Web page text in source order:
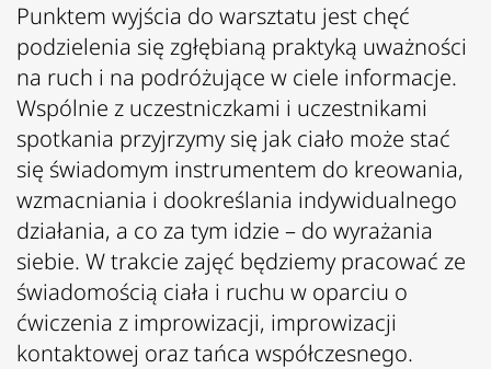
Punktem wyjścia do warsztatu jest chęć
podzielenia się zgłębianą praktyką uważności
na ruch i na podróżujące w ciele informacje.
Wspólnie z uczestniczkami i uczestnikami
spotkania przyjrzymy się jak ciało może stać
się świadomym instrumentem do kreowania,
wzmacniania i dookreślania indywidualnego
działania, a co za tym idzie – do wyrażania
siebie. W trakcie zajęć będziemy pracować ze
świadomością ciała i ruchu w oparciu o
ćwiczenia z improwizacji, improwizacji
kontaktowej oraz tańca współczesnego.